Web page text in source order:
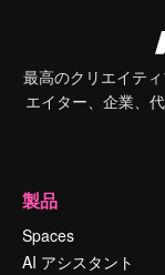
最高のクリエイテ
エイター、企業、
製品
Spaces
AI アシスタント